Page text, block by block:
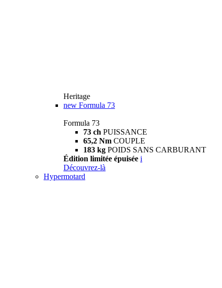
Heritage
new Formula 73
Formula 73
73 ch PUISSANCE
65,2 Nm COUPLE
183 kg POIDS SANS CARBURANT
Édition limitée épuisée i
Découvrez-là
Hypermotard